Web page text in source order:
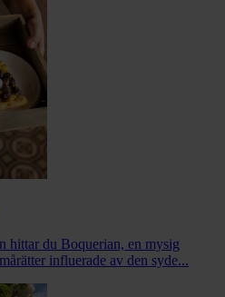
hittar du Boquerian, en mysig
influerade av den syde...